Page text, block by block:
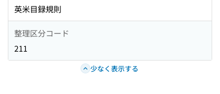
英米目録規則
整理区分コード
211
少なく表示する